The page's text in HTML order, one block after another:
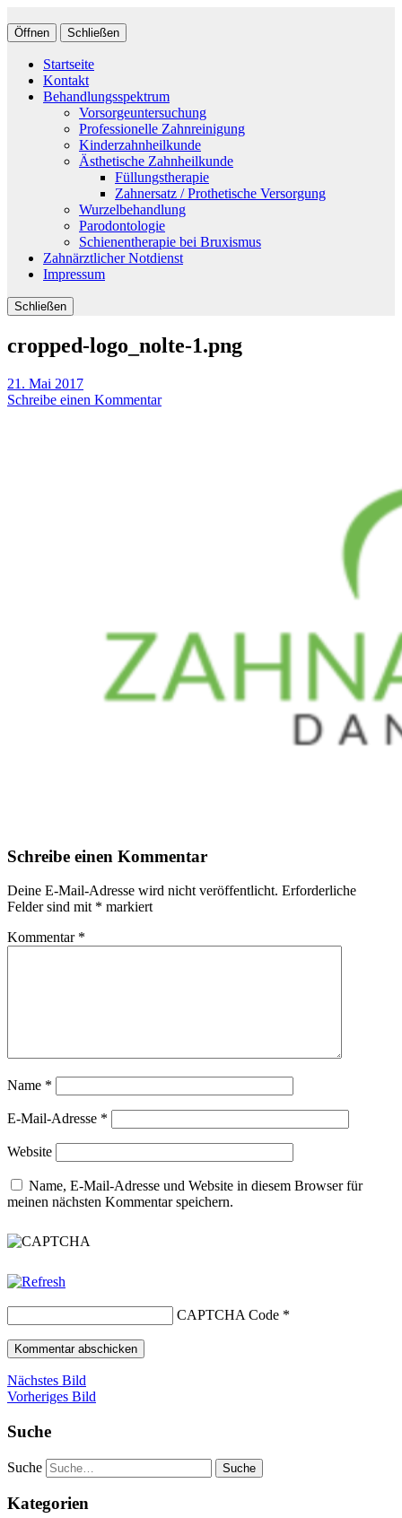
Öffnen Schließen
Startseite
Kontakt
Behandlungsspektrum
Vorsorgeuntersuchung
Professionelle Zahnreinigung
Kinderzahnheilkunde
Ästhetische Zahnheilkunde
Füllungstherapie
Zahnersatz / Prothetische Versorgung
Wurzelbehandlung
Parodontologie
Schienentherapie bei Bruxismus
Zahnärztlicher Notdienst
Impressum
Schließen
cropped-logo_nolte-1.png
21. Mai 2017
Schreibe einen Kommentar
Schreibe einen Kommentar
Deine E-Mail-Adresse wird nicht veröffentlicht. Erforderliche
Felder sind mit * markiert
Kommentar *
Name *
E-Mail-Adresse *
Website
Name, E-Mail-Adresse und Website in diesem Browser für
meinen nächsten Kommentar speichern.
CAPTCHA Code *
Nächstes Bild
Vorheriges Bild
Suche
Suche
Kategorien